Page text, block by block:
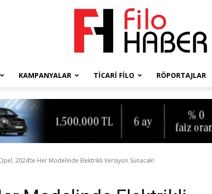
Haber
KAMPANYALAR TICARI FILO RÖPORTAJLAR
2024’te Her Modelinde Elektrikli Versiyon Sunacak!